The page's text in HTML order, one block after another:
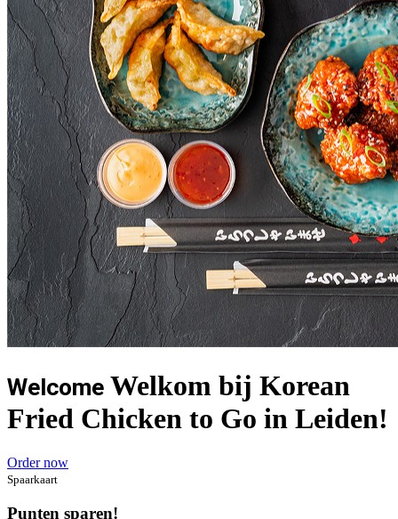
Welcome Welkom bij Korean
Fried Chicken to Go in Leiden!
Order now
Spaarkaart
Punten sparen!